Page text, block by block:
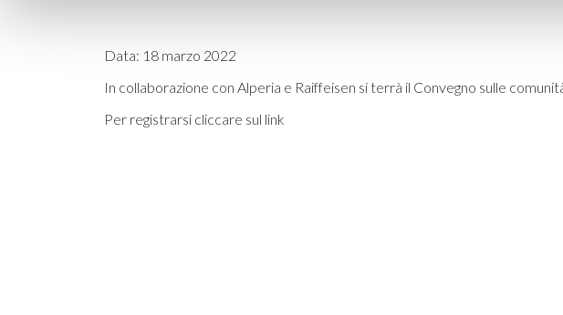
Data: 18 marzo 2022
In collaborazione con Alperia e Raiffeisen si terrà il Convegno sulle
Per registrarsi cliccare sul link